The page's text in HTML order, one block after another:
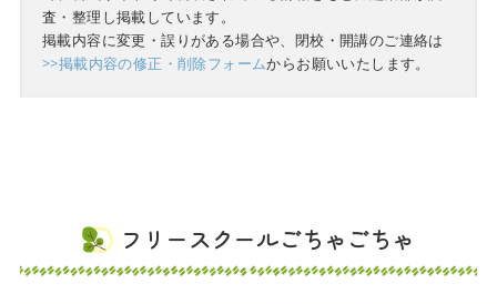
査・整理し掲載しています。
掲載内容に変更・誤りがある場合や、閉校・開講のご連絡は
>>掲載内容の修正・削除フォームからお願いいたします。
フリースクールごちゃごちゃ